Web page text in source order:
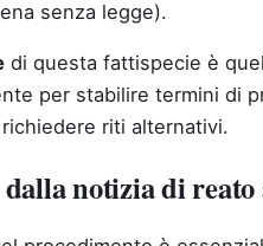
senza legge).
di questa fattispecie è
per stabilire termini di
riti alternativi.
notizia di reato